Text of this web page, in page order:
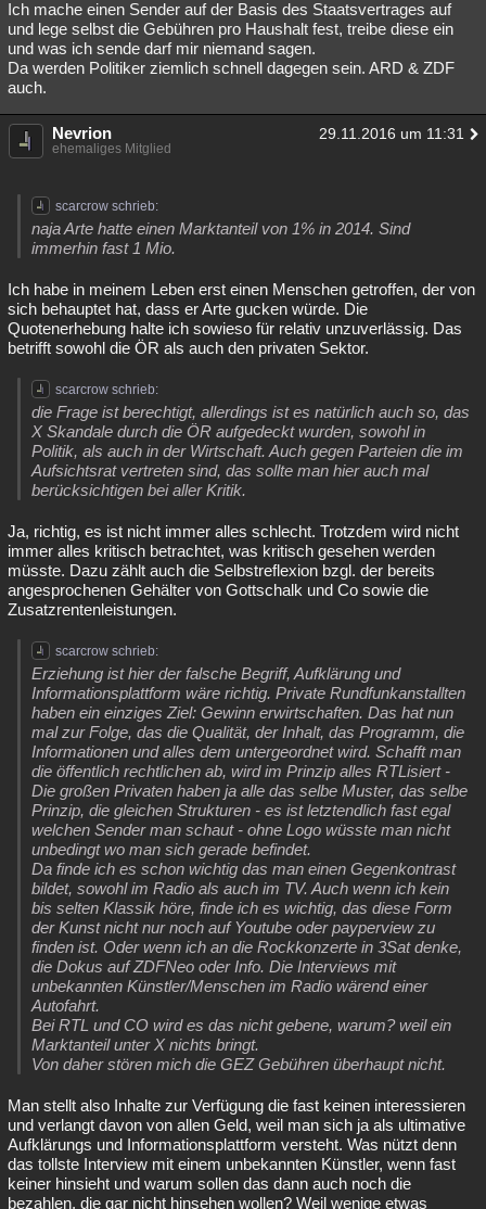
Ich mache einen Sender auf der Basis des Staatsvertrages auf
und lege selbst die Gebühren pro Haushalt fest, treibe diese ein
und was ich sende darf mir niemand sagen.
Da werden Politiker ziemlich schnell dagegen sein. ARD & ZDF
auch.
Nevrion 29.11.2016 um 11:31
ehemaliges Mitglied
scarcrow schrieb:
naja Arte hatte einen Marktanteil von 1% in 2014. Sind
immerhin fast 1 Mio.
Ich habe in meinem Leben erst einen Menschen getroffen, der von
sich behauptet hat, dass er Arte gucken würde. Die
Quotenerhebung halte ich sowieso für relativ unzuverlässig. Das
betrifft sowohl die ÖR als auch den privaten Sektor.
scarcrow schrieb:
die Frage ist berechtigt, allerdings ist es natürlich auch so, das
X Skandale durch die ÖR aufgedeckt wurden, sowohl in
Politik, als auch in der Wirtschaft. Auch gegen Parteien die im
Aufsichtsrat vertreten sind, das sollte man hier auch mal
berücksichtigen bei aller Kritik.
Ja, richtig, es ist nicht immer alles schlecht. Trotzdem wird nicht
immer alles kritisch betrachtet, was kritisch gesehen werden
müsste. Dazu zählt auch die Selbstreflexion bzgl. der bereits
angesprochenen Gehälter von Gottschalk und Co sowie die
Zusatzrentenleistungen.
scarcrow schrieb:
Erziehung ist hier der falsche Begriff, Aufklärung und
Informationsplattform wäre richtig. Private Rundfunkanstallten
haben ein einziges Ziel: Gewinn erwirtschaften. Das hat nun
mal zur Folge, das die Qualität, der Inhalt, das Programm, die
Informationen und alles dem untergeordnet wird. Schafft man
die öffentlich rechtlichen ab, wird im Prinzip alles RTLisiert -
Die großen Privaten haben ja alle das selbe Muster, das selbe
Prinzip, die gleichen Strukturen - es ist letztendlich fast egal
welchen Sender man schaut - ohne Logo wüsste man nicht
unbedingt wo man sich gerade befindet.
Da finde ich es schon wichtig das man einen Gegenkontrast
bildet, sowohl im Radio als auch im TV. Auch wenn ich kein
bis selten Klassik höre, finde ich es wichtig, das diese Form
der Kunst nicht nur noch auf Youtube oder payperview zu
finden ist. Oder wenn ich an die Rockkonzerte in 3Sat denke,
die Dokus auf ZDFNeo oder Info. Die Interviews mit
unbekannten Künstler/Menschen im Radio wärend einer
Autofahrt.
Bei RTL und CO wird es das nicht gebene, warum? weil ein
Marktanteil unter X nichts bringt.
Von daher stören mich die GEZ Gebühren überhaupt nicht.
Man stellt also Inhalte zur Verfügung die fast keinen interessieren
und verlangt davon von allen Geld, weil man sich ja als ultimative
Aufklärungs und Informationsplattform versteht. Was nützt denn
das tollste Interview mit einem unbekannten Künstler, wenn fast
keiner hinsieht und warum sollen das dann auch noch die
bezahlen, die gar nicht hinsehen wollen? Weil wenige etwas